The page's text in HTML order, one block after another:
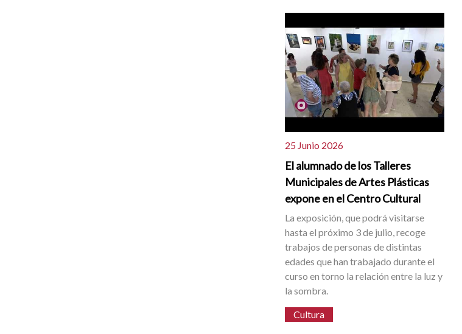
25 Junio 2026
El alumnado de los Talleres
Municipales de Artes Plásticas
expone en el Centro Cultural
La exposición, que podrá visitarse
hasta el próximo 3 de julio, recoge
trabajos de personas de distintas
edades que han trabajado durante el
curso en torno la relación entre la luz y
la sombra.
Cultura